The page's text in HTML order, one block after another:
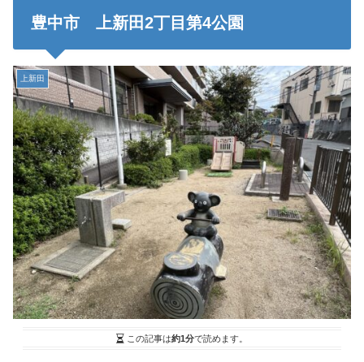
豊中市 上新田2丁目第4公園
上新田
この記事は約1分で読めます。